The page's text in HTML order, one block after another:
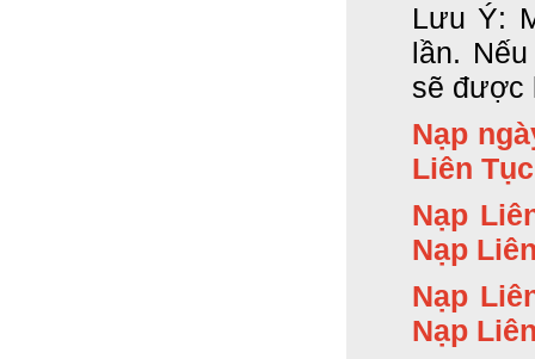
Lưu Ý:
lần.
sẽ được
Nạp
Liên
Nạp
Nạp
Nạp
Nạp